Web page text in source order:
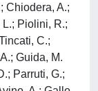
Chiodera, A.;
Piolini, R.;
C.;
Guida, M.
Parruti, G.;